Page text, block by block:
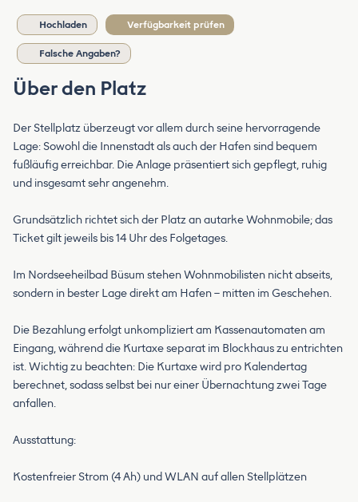
Hochladen Verfügbarkeit prüfen
Falsche Angaben?
Über den Platz
Der Stellplatz überzeugt vor allem durch seine hervorragende
Lage: Sowohl die Innenstadt als auch der Hafen sind bequem
fußläufig erreichbar. Die Anlage präsentiert sich gepflegt, ruhig
und insgesamt sehr angenehm.
Grundsätzlich richtet sich der Platz an autarke Wohnmobile; das
Ticket gilt jeweils bis 14 Uhr des Folgetages.
Im Nordseeheilbad Büsum stehen Wohnmobilisten nicht abseits,
sondern in bester Lage direkt am Hafen – mitten im Geschehen.
Die Bezahlung erfolgt unkompliziert am Kassenautomaten am
Eingang, während die Kurtaxe separat im Blockhaus zu entrichten
ist. Wichtig zu beachten: Die Kurtaxe wird pro Kalendertag
berechnet, sodass selbst bei nur einer Übernachtung zwei Tage
anfallen.
Ausstattung:
Kostenfreier Strom (4 Ah) und WLAN auf allen Stellplätzen